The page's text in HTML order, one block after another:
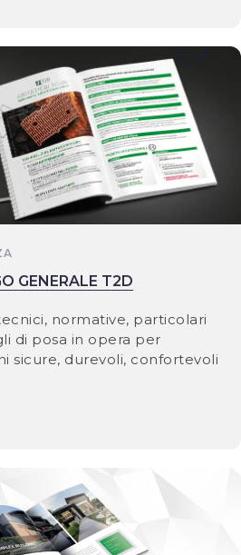
GENERALE T2D
normative, particolari
di posa in opera per
sicure, durevoli, confortevoli